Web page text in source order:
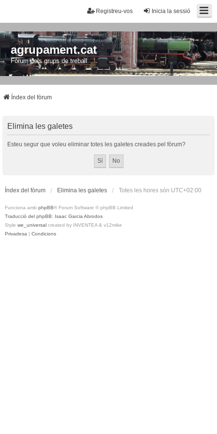
Inicia la sessió
Registreu-vos
agrupament.cat
Fòrum dels grups de treball
Índex del fòrum
Elimina les galetes
Esteu segur que voleu eliminar totes les galetes creades pel fòrum?
Índex del fòrum Elimina les galetes Totes les hores són UTC+02:00
Funciona amb phpBB® Forum Software © phpBB Limited
Traducció del phpBB: Isaac Garcia Abrodos
Style we_universal created by INVENTEA & v12mike
Privadesa | Condicions